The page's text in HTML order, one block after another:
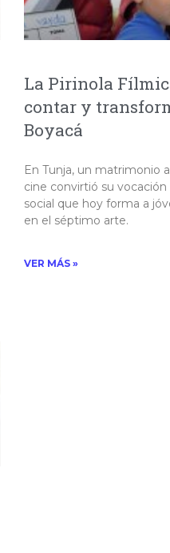
La Pirinola
contar y
Boyacá
En Tunja, un matrimonio
cine convirtió su
social que hoy forma a
en el séptimo arte.
VER MÁS »